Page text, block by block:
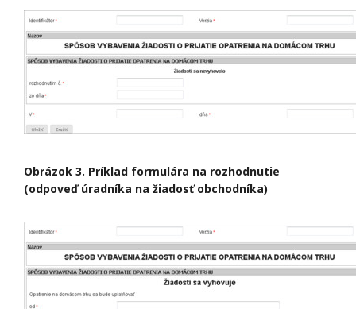
Obrázok 3. Príklad formulára na rozhodnutie
(odpoveď úradníka na žiadosť obchodníka)